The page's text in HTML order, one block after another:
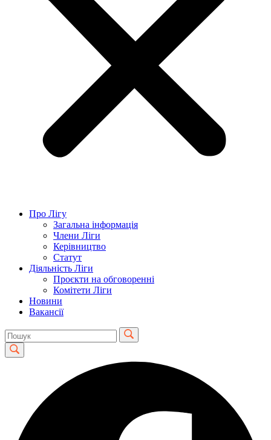
Про Лігу
Загальна інформація
Члени Ліги
Керівництво
Статут
Діяльність Ліги
Проєкти на обговоренні
Комітети Ліги
Новини
Вакансії